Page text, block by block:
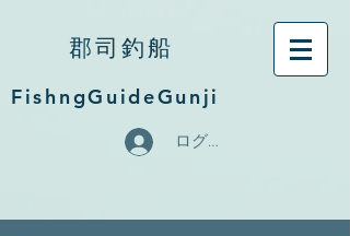
郡司釣船
FishngGuideGunji
ログイン